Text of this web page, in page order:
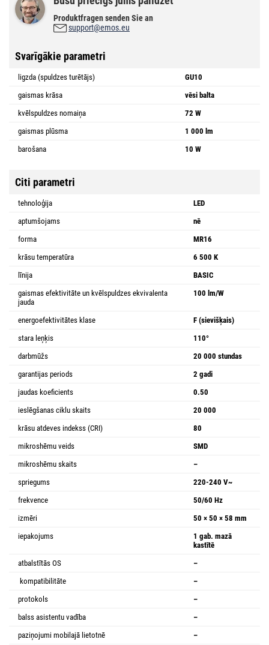
Produktfragen senden Sie an
support@emos.eu
Svarīgākie parametri
ligzda (spuldzes turētājs)
GU10
gaismas krāsa
vēsi balta
kvēlspuldzes nomaiņa
72 W
gaismas plūsma
1 000 lm
barošana
10 W
Citi parametri
tehnoloģija
LED
aptumšojams
nē
forma
MR16
krāsu temperatūra
6 500 K
līnija
BASIC
gaismas efektivitāte un kvēlspuldzes ekvivalenta
jauda
100 lm/W
energoefektivitātes klase
F (sievišķais)
stara leņķis
110°
darbmūžs
20 000 stundas
garantijas periods
2 gadi
jaudas koeficients
0.50
ieslēgšanas ciklu skaits
20 000
krāsu atdeves indekss (CRI)
80
mikroshēmu veids
SMD
mikroshēmu skaits
–
spriegums
220-240 V~
frekvence
50/60 Hz
izmēri
50 × 50 × 58 mm
iepakojums
1 gab. mazā
kastītē
atbalstītās OS
–
kompatibilitāte
–
protokols
–
balss asistentu vadība
–
paziņojumi mobilajā lietotnē
–